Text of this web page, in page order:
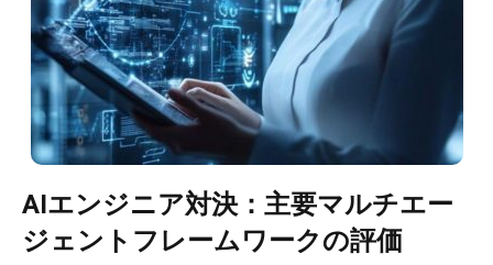
AIエンジニア対決：主要マルチエー
ジェントフレームワークの評価